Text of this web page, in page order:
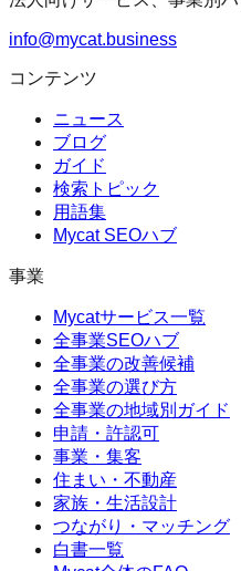
info@mycat.business
コンテンツ
ニュース
ブログ
ガイド
検索トピック
用語集
Mycat SEOハブ
事業
Mycatサービス一覧
全事業SEOハブ
全事業の改善候補
全事業の選び方
全事業の地域別ガイド
申請・許認可
事業・集客
住まい・不動産
家族・生活設計
つながり・マッチング
白書一覧